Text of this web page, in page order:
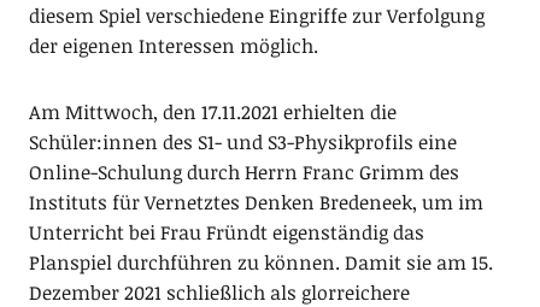
diesem Spiel verschiedene Eingriffe zur Verfolgung
der eigenen Interessen möglich.
Am Mittwoch, den 17.11.2021 erhielten die
Schüler:innen des S1- und S3-Physikprofils eine
Online-Schulung durch Herrn Franc Grimm des
Instituts für Vernetztes Denken Bredeneek, um im
Unterricht bei Frau Fründt eigenständig das
Planspiel durchführen zu können. Damit sie am 15.
Dezember 2021 schließlich als glorreichere